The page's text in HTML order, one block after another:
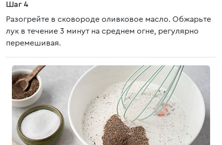
Шаг 4
Разогрейте в сковороде оливковое масло. Обжарьте
лук в течение 3 минут на среднем огне, регулярно
перемешивая.